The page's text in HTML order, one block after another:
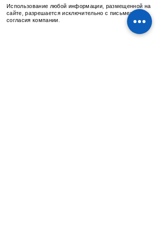
Использование любой информации, размещенной на
сайте, разрешается исключительно с письменного
согласия компании.